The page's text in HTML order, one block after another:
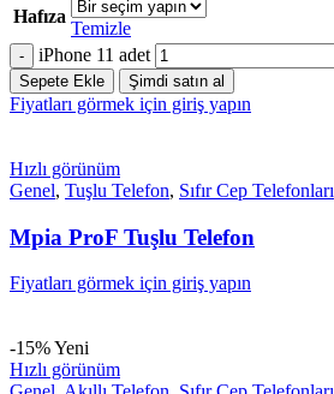
Hafıza
Temizle
iPhone 11 adet
Sepete Ekle Şimdi satın al
Fiyatları görmek için giriş yapın
Hızlı görünüm
Genel, Tuşlu Telefon, Sıfır Cep Telefonları
Mpia ProF Tuşlu Telefon
Fiyatları görmek için giriş yapın
-15%Yeni
Hızlı görünüm